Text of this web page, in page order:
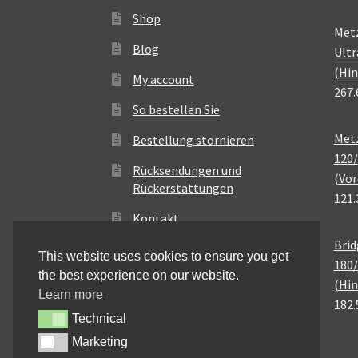
Shop
Blog
My account
So bestellen Sie
Bestellung stornieren
Rücksendungen und
Rückerstattungen
Kontakt
This website uses cookies to ensure you get
the best experience on our website.
Learn more
TechnicalTechnical
MarketingMarketing